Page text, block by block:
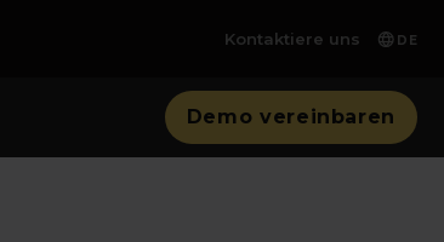
Kontaktiere uns DE
Demo vereinbaren